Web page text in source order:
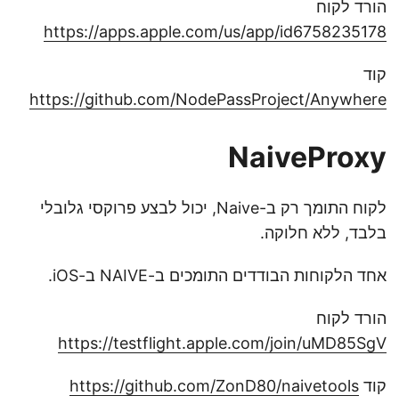
הורד לקוח
https://apps.apple.com/us/app/id6758235178
קוד
https://github.com/NodePassProject/Anywhere
NaiveProxy
לקוח התומך רק ב-Naive, יכול לבצע פרוקסי גלובלי
בלבד, ללא חלוקה.
אחד הלקוחות הבודדים התומכים ב-NAIVE ב-iOS.
הורד לקוח
https://testflight.apple.com/join/uMD85SgV
קוד https://github.com/ZonD80/naivetools